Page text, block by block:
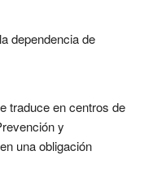
dependencia de
traduce en centros de
y
una obligación